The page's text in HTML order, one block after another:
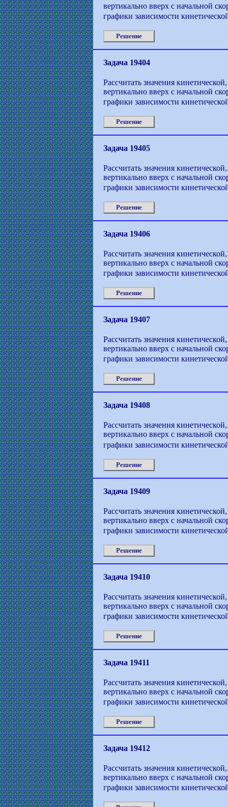
вертикально вверх с начальной
графики зависимости
Решение
Задача 19404
Рассчитать значения
вертикально вверх с начальной
графики зависимости
Решение
Задача 19405
Рассчитать значения
вертикально вверх с начальной
графики зависимости
Решение
Задача 19406
Рассчитать значения
вертикально вверх с начальной
графики зависимости
Решение
Задача 19407
Рассчитать значения
вертикально вверх с начальной
графики зависимости
Решение
Задача 19408
Рассчитать значения
вертикально вверх с начальной
графики зависимости
Решение
Задача 19409
Рассчитать значения
вертикально вверх с начальной
графики зависимости
Решение
Задача 19410
Рассчитать значения
вертикально вверх с начальной
графики зависимости
Решение
Задача 19411
Рассчитать значения
вертикально вверх с начальной
графики зависимости
Решение
Задача 19412
Рассчитать значения
вертикально вверх с начальной
графики зависимости